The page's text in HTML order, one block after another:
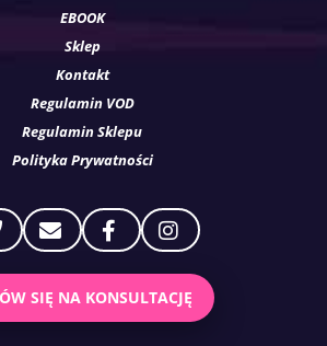
EBOOK
Sklep
Kontakt
Regulamin VOD
Regulamin Sklepu
Polityka Prywatności
SIĘ NA KONSULTACJĘ